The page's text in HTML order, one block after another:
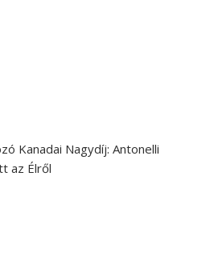
Kanadai Nagydíj: Antonelli
az Élről